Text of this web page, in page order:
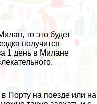
то это будет
получится
1 день в Милане
Порту на поезде или на